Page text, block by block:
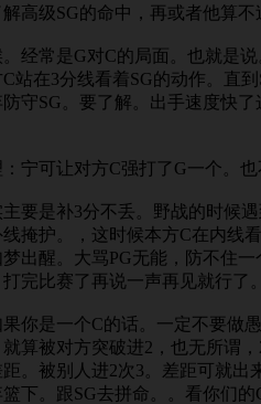
高级SG的命中，再或者他算不
经常是G对C的局面。也就是
站在3分线看着SG的动作。直
守SG。要了解。出手速度快
宁可让对方C强打了G一个。也
要是补3分不丢。野战的时候
掩护。，这时候本方C在内线
梦出醒。大骂PG无能，防不住
完比赛了再说一声再见就行了
果你是一个C的话。一定不要做
算被对方突破进2，也无所谓
。被别人进2次3。差距可就
下。跟SG去拼命。。看你们